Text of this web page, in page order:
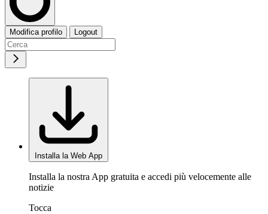
Modifica profilo Logout
Installa la Web App
Installa la nostra App gratuita e accedi più velocemente alle
notizie
Tocca